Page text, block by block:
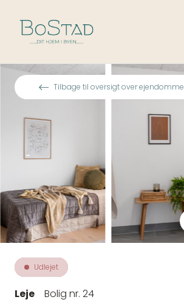
Spring til indhold
Tilbage til oversigt over ejendomme
Udlejet
Leje Bolig nr. 24